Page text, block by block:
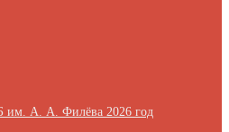
им. А. А. Филёва 2026 год